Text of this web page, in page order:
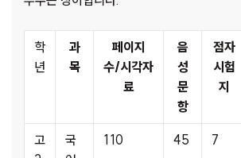
학
년
과
목
페이지
수/시각자
료
음
성
문
항
점자
시험
지
고
국
110 45 7